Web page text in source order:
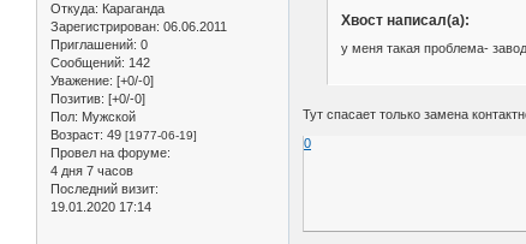
Откуда: Караганда
Зарегистрирован: 06.06.2011
Приглашений: 0
Сообщений: 142
Уважение: [+0/-0]
Позитив: [+0/-0]
Пол: Мужской
Возраст: 49 [1977-06-19]
Провел на форуме:
4 дня 7 часов
Последний визит:
19.01.2020 17:14
Хвост написал(а):
у меня такая проблема-
Тут спасает только замена
0